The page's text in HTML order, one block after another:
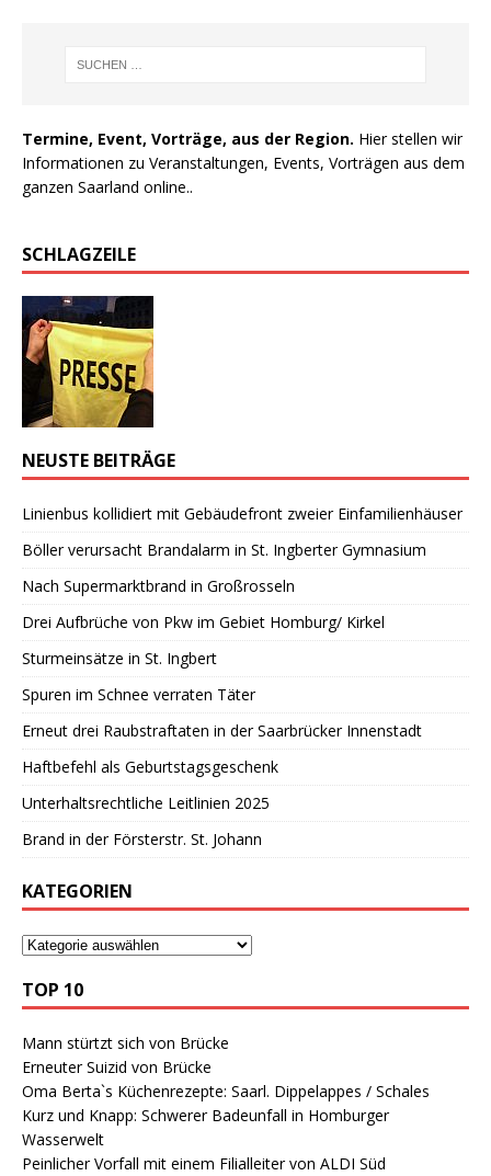
Termine, Event, Vorträge, aus der Region. Hier stellen wir
Informationen zu Veranstaltungen, Events, Vorträgen aus dem
ganzen Saarland online..
SCHLAGZEILE
NEUSTE BEITRÄGE
Linienbus kollidiert mit Gebäudefront zweier Einfamilienhäuser
Böller verursacht Brandalarm in St. Ingberter Gymnasium
Nach Supermarktbrand in Großrosseln
Drei Aufbrüche von Pkw im Gebiet Homburg/ Kirkel
Sturmeinsätze in St. Ingbert
Spuren im Schnee verraten Täter
Erneut drei Raubstraftaten in der Saarbrücker Innenstadt
Haftbefehl als Geburtstagsgeschenk
Unterhaltsrechtliche Leitlinien 2025
Brand in der Försterstr. St. Johann
KATEGORIEN
TOP 10
Mann stürtzt sich von Brücke
Erneuter Suizid von Brücke
Oma Berta`s Küchenrezepte: Saarl. Dippelappes / Schales
Kurz und Knapp: Schwerer Badeunfall in Homburger
Wasserwelt
Peinlicher Vorfall mit einem Filialleiter von ALDI Süd